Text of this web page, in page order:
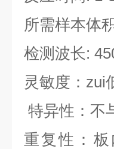
所需样本体
检测波长:
灵敏度：zui
特异性：不
重复性：